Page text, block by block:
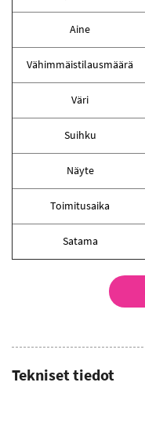
Aine
Vähimmäistilausmäärä
Väri
Suihku
Näyte
Toimitusaika
Satama
Tekniset tiedot